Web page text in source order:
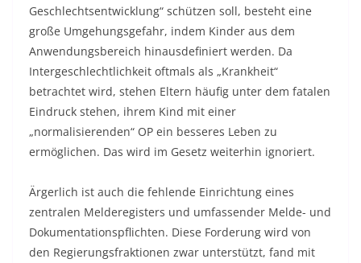
Geschlechtsentwicklung“ schützen soll, besteht eine
große Umgehungsgefahr, indem Kinder aus dem
Anwendungsbereich hinausdefiniert werden. Da
Intergeschlechtlichkeit oftmals als „Krankheit“
betrachtet wird, stehen Eltern häufig unter dem fatalen
Eindruck stehen, ihrem Kind mit einer
„normalisierenden“ OP ein besseres Leben zu
ermöglichen. Das wird im Gesetz weiterhin ignoriert.
Ärgerlich ist auch die fehlende Einrichtung eines
zentralen Melderegisters und umfassender Melde- und
Dokumentationspflichten. Diese Forderung wird von
den Regierungsfraktionen zwar unterstützt, fand mit